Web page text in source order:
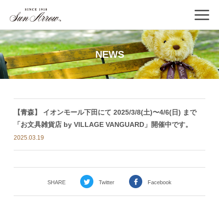
NEWS
【青森】 イオンモール下田にて 2025/3/8(土)〜4/6(日) まで
「お文具雑貨店 by VILLAGE VANGUARD」開催中です。
2025.03.19
SHARE Twitter Facebook